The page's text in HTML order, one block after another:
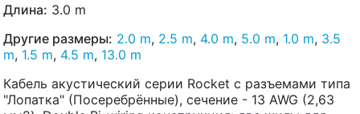
Длина: 3.0 m
Другие размеры: 2.0 m, 2.5 m, 4.0 m, 5.0 m, 1.0 m, 3.5
m, 1.5 m, 4.5 m, 13.0 m
Кабель акустический серии Rocket с разъемами типа
"Лопатка" (Посеребрённые), сечение - 13 AWG (2,63